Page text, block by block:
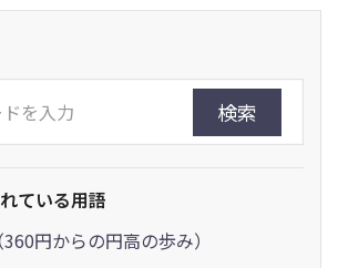
検索
ている用語
円からの円高の歩み）